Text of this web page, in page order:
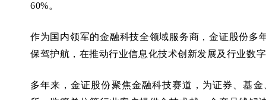
60%。
作为国内领军的金融科技全领域服务商，金证股份多
保驾护航，在推动行业信息化技术创新发展及行业数
多年来，金证股份聚焦金融科技赛道，为证券、基